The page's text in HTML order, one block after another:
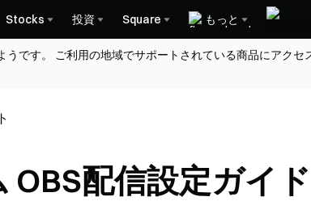
Stocks 投資 Square もっと
です。 ご利用の地域でサポートされている商品にアクセ
配信設定ガイド